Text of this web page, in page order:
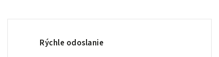
Rýchle odoslanie